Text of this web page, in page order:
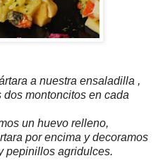
a nuestra ensaladilla ,
montoncitos en cada
un huevo relleno,
por encima y decoramos
pepinillos agridulces.